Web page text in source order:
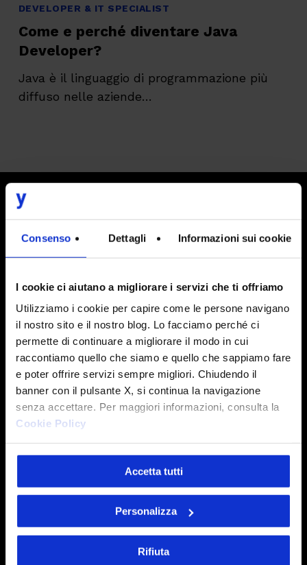
Consenso Dettagli Informazioni sui cookie
I cookie ci aiutano a migliorare i servizi che ti offriamo
Utilizziamo i cookie per capire come le persone navigano
il nostro sito e il nostro blog. Lo facciamo perché ci
permette di continuare a migliorare il modo in cui
raccontiamo quello che siamo e quello che sappiamo fare
e poter offrire servizi sempre migliori. Chiudendo il
banner con il pulsante X, si continua la navigazione
senza accettare. Per maggiori informazioni, consulta la
Cookie Policy
Accetta tutti
Personalizza
Rifiuta
e
perché
diventare
Developer?
DEVELOPER & IT SPECIALIST
Come e perché diventare Java
Developer?
Java è il linguaggio di programmazione più
diffuso nelle aziende…
Developer
Sviluppatore Java
Sviluppatore Frontend
IT Specialist
System Administrator
Network Administrator
Digital Designer
Visual Designer